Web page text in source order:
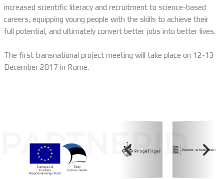
increased scientific literacy and recruitment to science-based
careers, equipping young people with the skills to achieve their
full potential, and ultimately convert better jobs into better lives.
The first transnational project meeting will take place on 12-13
December 2017 in Rome.
PARTNERID